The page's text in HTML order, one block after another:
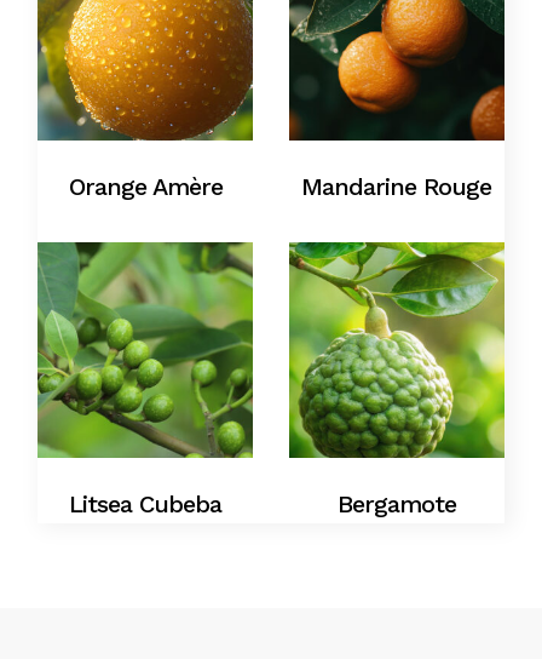
Orange Amère Mandarine Rouge
Litsea Cubeba Bergamote